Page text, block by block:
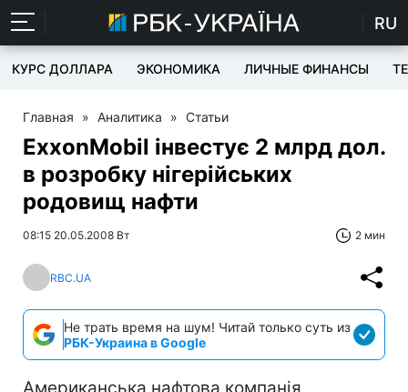
RU
КУРС ДОЛЛАРА ЭКОНОМИКА ЛИЧНЫЕ ФИНАНСЫ
Главная » Аналитика » Статьи
ExxonMobil інвестує 2 млрд дол.
в розробку нігерійських
родовищ нафти
08:15 20.05.2008 Вт 2 мин
RBC.UA
Не трать время на шум! Читай только суть из
РБК-Украина в Google